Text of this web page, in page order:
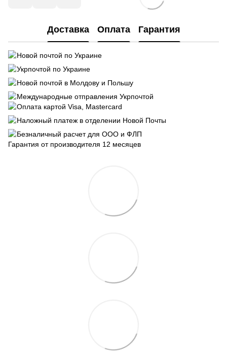
Доставка Оплата Гарантия
Новой почтой по Украине
Укрпочтой по Украине
Новой почтой в Молдову и Польшу
Международные отправления Укрпочтой
Оплата картой Visa, Mastercard
Наложный платеж в отделении Новой Почты
Безналичный расчет для ООО и ФЛП
Гарантия от производителя 12 месяцев